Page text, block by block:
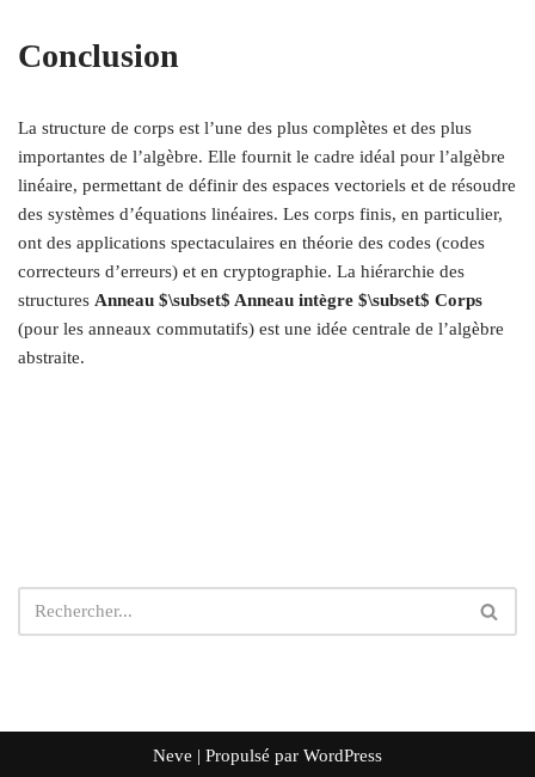
Conclusion
La structure de corps est l’une des plus complètes et des plus
importantes de l’algèbre. Elle fournit le cadre idéal pour l’algèbre
linéaire, permettant de définir des espaces vectoriels et de résoudre
des systèmes d’équations linéaires. Les corps finis, en particulier,
ont des applications spectaculaires en théorie des codes (codes
correcteurs d’erreurs) et en cryptographie. La hiérarchie des
structures Anneau $\subset$ Anneau intègre $\subset$ Corps
(pour les anneaux commutatifs) est une idée centrale de l’algèbre
abstraite.
Neve | Propulsé par WordPress